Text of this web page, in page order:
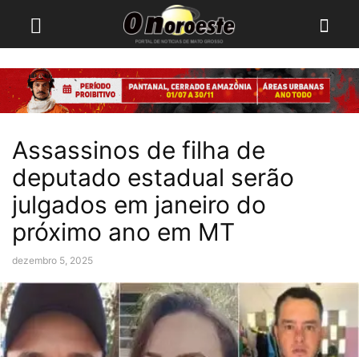
Assassinos de filha de
deputado estadual serão
julgados em janeiro do
próximo ano em MT
dezembro 5, 2025